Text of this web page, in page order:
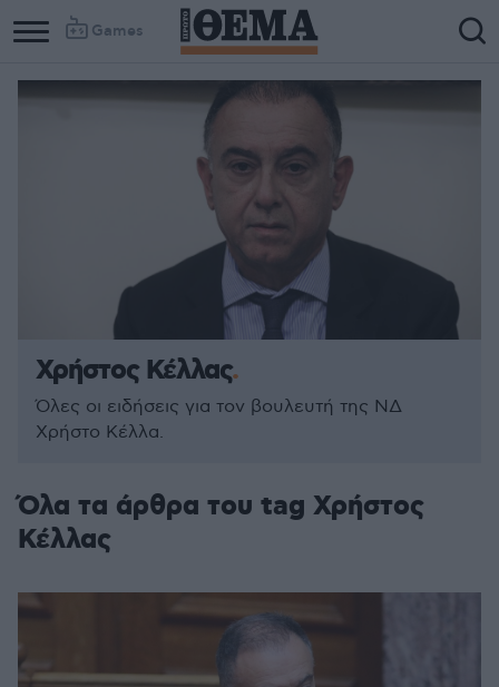
Games
Χρήστος Κέλλας
Όλες οι ειδήσεις για τον βουλευτή της ΝΔ
Χρήστο Κέλλα.
Όλα τα άρθρα του tag Χρήστος
Κέλλας